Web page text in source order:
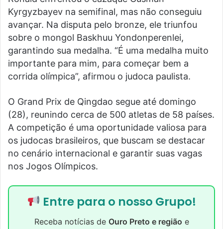
Kyrgyzbayev na semifinal, mas não conseguiu
avançar. Na disputa pelo bronze, ele triunfou
sobre o mongol Baskhuu Yondonperenlei,
garantindo sua medalha. “É uma medalha muito
importante para mim, para começar bem a
corrida olímpica”, afirmou o judoca paulista.
O Grand Prix de Qingdao segue até domingo
(28), reunindo cerca de 500 atletas de 58 países.
A competição é uma oportunidade valiosa para
os judocas brasileiros, que buscam se destacar
no cenário internacional e garantir suas vagas
nos Jogos Olímpicos.
Entre para o nosso Grupo!
Receba notícias de Ouro Preto e região e